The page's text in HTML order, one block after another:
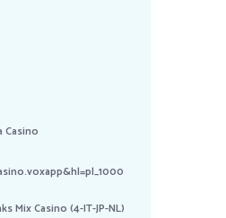
Casino
Mix Casino (4-IT-JP-NL)